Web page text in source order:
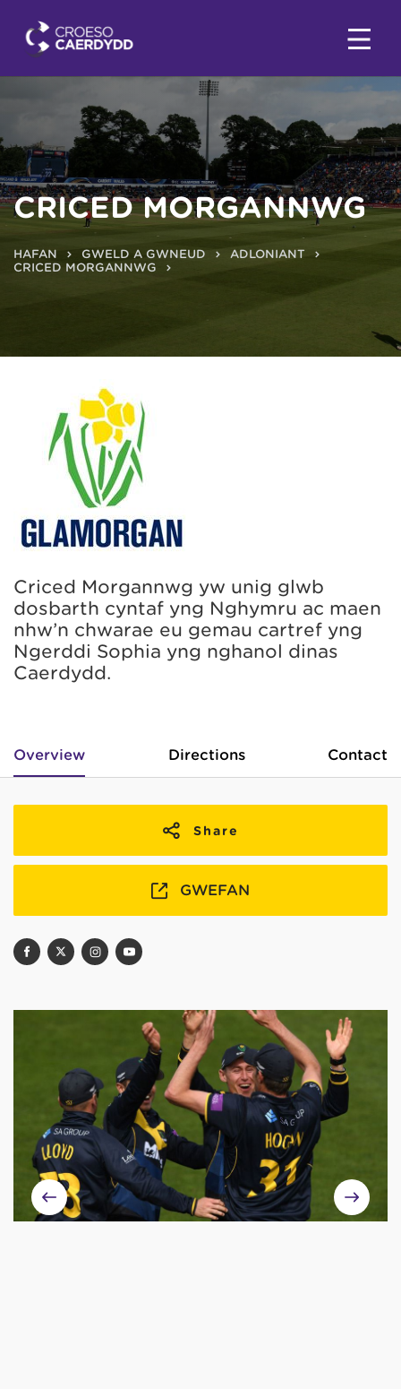
CRICED MORGANNWG
HAFAN GWELD A GWNEUD
ADLONIANT
CRICED MORGANNWG
Criced Morgannwg yw unig glwb
dosbarth cyntaf yng Nghymru ac maen
nhw’n chwarae eu gemau cartref yng
Ngerddi Sophia yng nghanol dinas
Caerdydd.
Overview Directions Contact
Share
GWEFAN